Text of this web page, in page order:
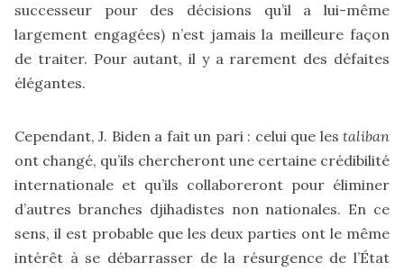
successeur pour des décisions qu’il a lui-même
largement engagées) n’est jamais la meilleure façon
de traiter. Pour autant, il y a rarement des défaites
élégantes.
Cependant, J. Biden a fait un pari : celui que les taliban
ont changé, qu’ils chercheront une certaine crédibilité
internationale et qu’ils collaboreront pour éliminer
d’autres branches djihadistes non nationales. En ce
sens, il est probable que les deux parties ont le même
intérêt à se débarrasser de la résurgence de l’État